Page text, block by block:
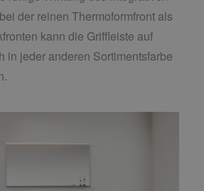
der reinen Thermoformfront als
kann die Griffleiste auf
in jeder anderen Sortimentsfarbe